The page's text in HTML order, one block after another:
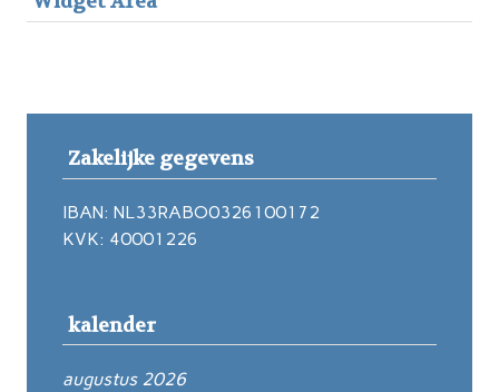
Zakelijke gegevens
IBAN: NL33RABO0326100172
KVK: 40001226
kalender
augustus 2026